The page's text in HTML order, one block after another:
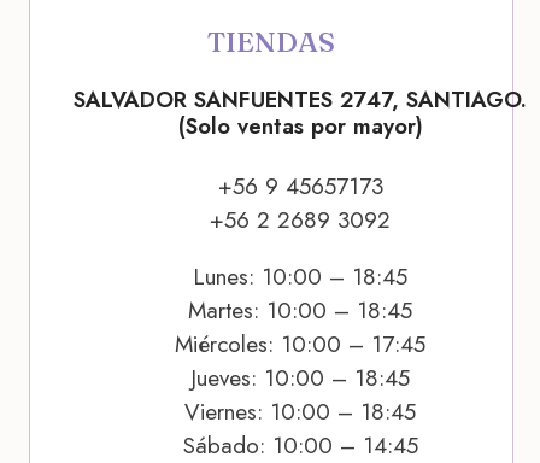
TIENDAS
SALVADOR SANFUENTES 2747, SANTIAGO.
(Solo ventas por mayor)
+56 9 45657173
+56 2 2689 3092
Lunes: 10:00 – 18:45
Martes: 10:00 – 18:45
Miércoles: 10:00 – 17:45
Jueves: 10:00 – 18:45
Viernes: 10:00 – 18:45
Sábado: 10:00 – 14:45